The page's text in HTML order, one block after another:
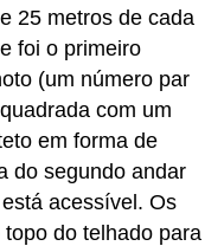
25 metros de cada
foi o primeiro
(um número par
com um
em forma de
do segundo andar
acessível. Os
do telhado para